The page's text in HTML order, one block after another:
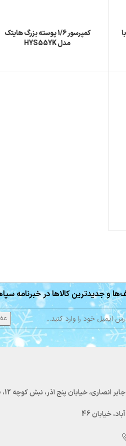
کمپرسور 1/2 دانپر مدل K6210CZ با
کمپرسور 1/6 پوسته بزرگ هایتک
مدل HYS55YK
و جدیدترین کالاها در خبرنامه
خیابان پنج آذر، نبش کوچه 12، فروشگاه سپاهان سرما
خیابان 46